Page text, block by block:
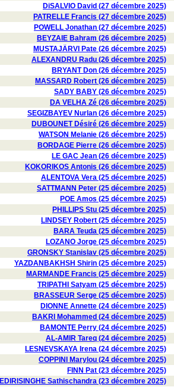
DiSALVIO David (27 décembre 2025)
PATRELLE Francis (27 décembre 2025)
POWELL Jonathan (27 décembre 2025)
BEYZAIE Bahram (26 décembre 2025)
MUSTAJÄRVI Pate (26 décembre 2025)
ALEXANDRU Radu (26 décembre 2025)
BRYANT Don (26 décembre 2025)
MASSARD Robert (26 décembre 2025)
SADY BABY (26 décembre 2025)
DA VELHA Zé (26 décembre 2025)
SEGIZBAYEV Nurlan (26 décembre 2025)
DUBOUNET Désiré (26 décembre 2025)
WATSON Melanie (26 décembre 2025)
BORDAGE Pierre (26 décembre 2025)
LE GAC Jean (26 décembre 2025)
KOKORIKOS Antonis (26 décembre 2025)
ALENTOVA Vera (25 décembre 2025)
SATTMANN Peter (25 décembre 2025)
POE Amos (25 décembre 2025)
PHILLIPS Stu (25 décembre 2025)
LINDSEY Robert (25 décembre 2025)
BARA Teuda (25 décembre 2025)
LOZANO Jorge (25 décembre 2025)
GRONSKY Stanislav (25 décembre 2025)
YAZDANBAKHSH Shirin (25 décembre 2025)
MARMANDE Francis (25 décembre 2025)
TRIPATHI Satyam (25 décembre 2025)
BRASSEUR Serge (25 décembre 2025)
DIONNE Annette (24 décembre 2025)
BAKRI Mohammed (24 décembre 2025)
BAMONTE Perry (24 décembre 2025)
AL-AMIR Tareq (24 décembre 2025)
LESNEVSKAYA Irena (24 décembre 2025)
COPPINI Marylou (24 décembre 2025)
FINN Pat (23 décembre 2025)
EDIRISINGHE Sathischandra (23 décembre 2025)